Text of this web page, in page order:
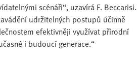
scénáři“, uzavírá F. Beccarisi.
udržitelných postupů účinně
efektivněji využívat přírodní
i budoucí generace.“